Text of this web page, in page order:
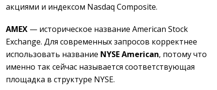
акциями и индексом Nasdaq Composite.
AMEX — историческое название American Stock
Exchange. Для современных запросов корректнее
использовать название NYSE American, потому что
именно так сейчас называется соответствующая
площадка в структуре NYSE.